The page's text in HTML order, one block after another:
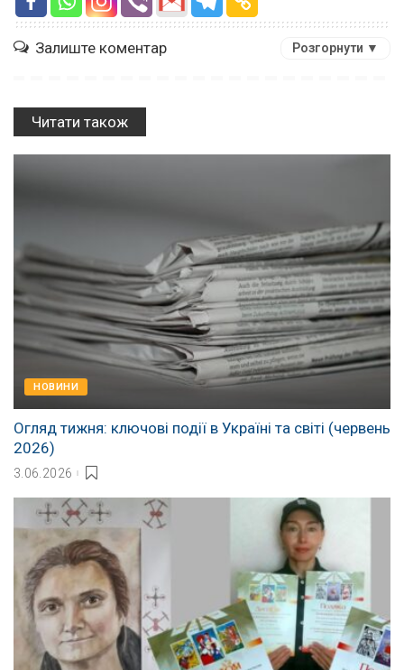
Залиште коментар Розгорнути ▼
Читати також
НОВИНИ
Огляд тижня: ключові події в Україні та світі (червень
2026)
3.06.2026